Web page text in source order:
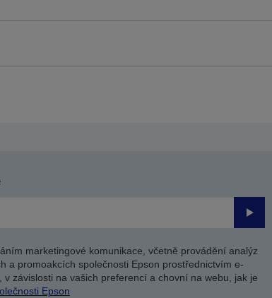
marketingové komunikace, včetně provádění analýz
a promoakcích společnosti Epson prostřednictvím e-
závislosti na vašich preferencí a chovní na webu, jak je
Epson